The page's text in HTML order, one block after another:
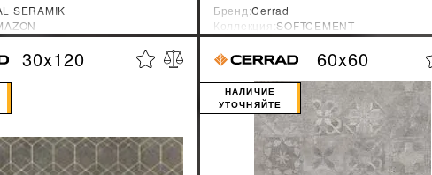
SERAMIK
Турция
УЗНАТЬ СВОЮ СКИДКУ %
Бренд:Cerrad
Коллекция:SOFTCEMENT
Страна-производитель:Польша
УЗНАТЬ СВОЮ СКИДКУ
30x120 60x60
НАЛИЧИЕ
УТОЧНЯЙТЕ